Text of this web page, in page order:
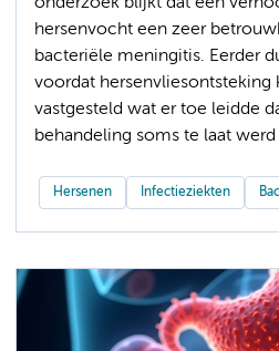
hersenvocht een zeer
bacteriële meningitis. Eerder
voordat hersenvliesontsteking
vastgesteld wat er toe leidde
behandeling soms te laat werd
Hersenen Infectieziekten